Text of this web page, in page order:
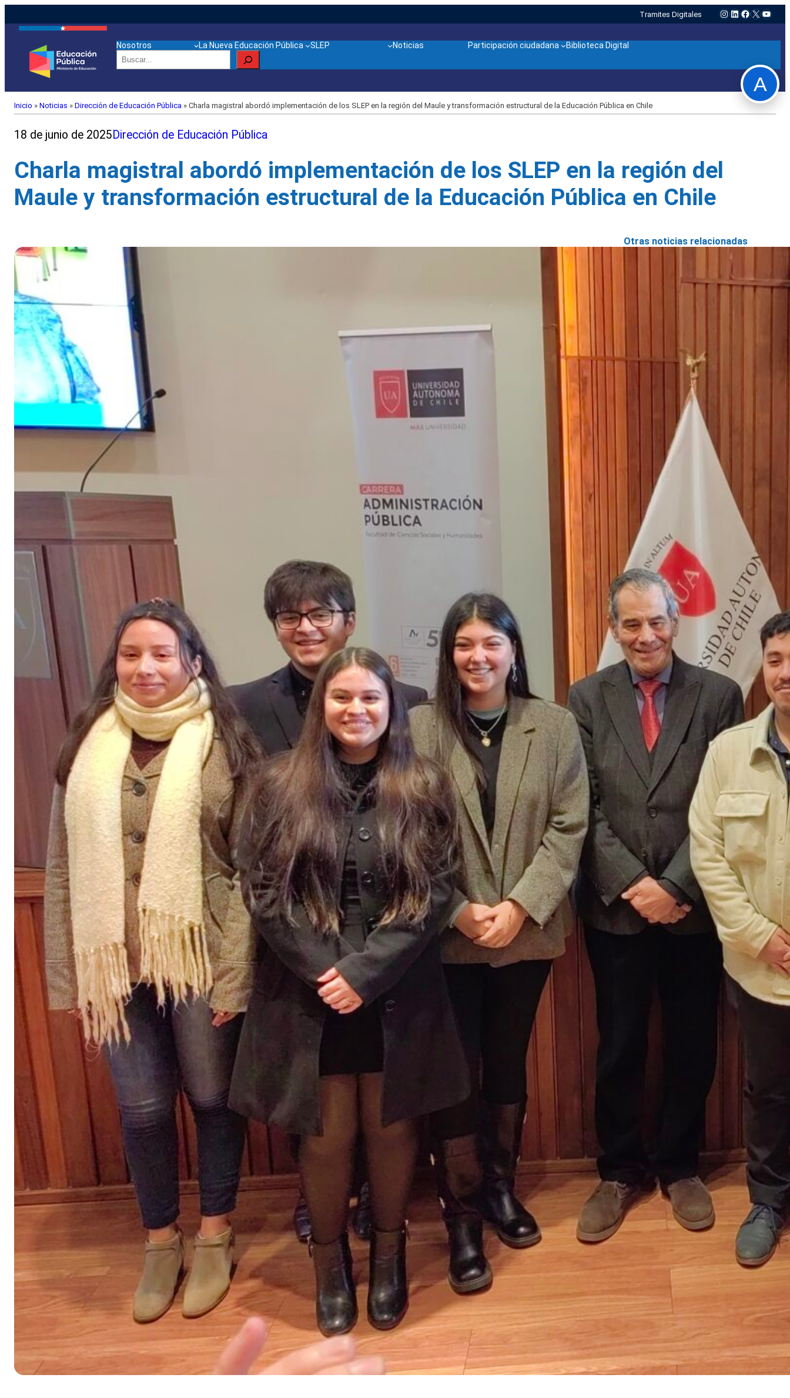
Tramites Digitales Instagram
LinkedIn
Facebook
X
Nosotros La Nueva Educación Pública SLEP Noticias Participación ciudadana
Biblioteca Digital
Buscar
Inicio » Noticias » Dirección de Educación Pública » Charla magistral abordó implementación de los SLEP en la región del Maule y transformación estructural de la Educación Pública en Chile
18 de junio de 2025Dirección de Educación Pública
Charla magistral abordó implementación de los SLEP en la región del
Maule y transformación estructural de la Educación Pública en Chile
Otras noticias relacionadas
Subsecretaria Arratia por
traspaso a SLEP Maule
Costa: “La educación pública
es el espacio que como país
tenemos para resguardar el
derecho a la educación”
ANUNCIAN INSTALACIÓN DE
MESA DE APOYO
MULTISECTORIAL PARA
ACOMPAÑAR EL TRASPASO
DE ESTABLECIMIENTOS AL
SLEP MAULE COSTA
ALIANZA PÚBLICO-PRIVADA
BUSCARÁ FORTALECER LAS
TRAYECTORIAS ESCOLARES
POSITIVAS EN SERVICIO
LOCAL MAULE COSTA
A